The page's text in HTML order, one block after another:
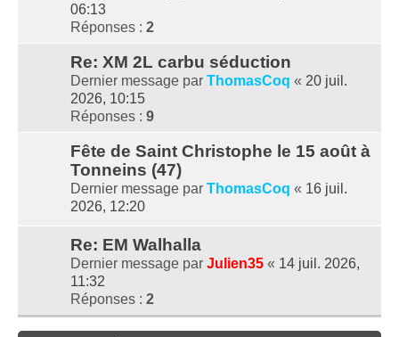
06:13
Réponses : 2
Re: XM 2L carbu séduction
Dernier message par ThomasCoq « 20 juil.
2026, 10:15
Réponses : 9
Fête de Saint Christophe le 15 août à
Tonneins (47)
Dernier message par ThomasCoq « 16 juil.
2026, 12:20
Re: EM Walhalla
Dernier message par Julien35 « 14 juil. 2026,
11:32
Réponses : 2